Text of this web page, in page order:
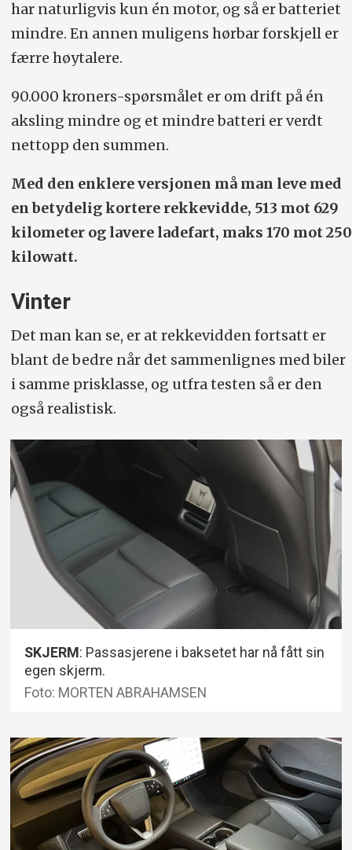
har naturligvis kun én motor, og så er batteriet
mindre. En annen muligens hørbar forskjell er
færre høytalere.
90.000 kroners-spørsmålet er om drift på én
aksling mindre og et mindre batteri er verdt
nettopp den summen.
Med den enklere versjonen må man leve med
en betydelig kortere rekkevidde, 513 mot 629
kilometer og lavere ladefart, maks 170 mot 250
kilowatt.
Vinter
Det man kan se, er at rekkevidden fortsatt er
blant de bedre når det sammenlignes med biler
i samme prisklasse, og utfra testen så er den
også realistisk.
SKJERM: Passasjerene i baksetet har nå fått sin
egen skjerm.
Foto: MORTEN ABRAHAMSEN